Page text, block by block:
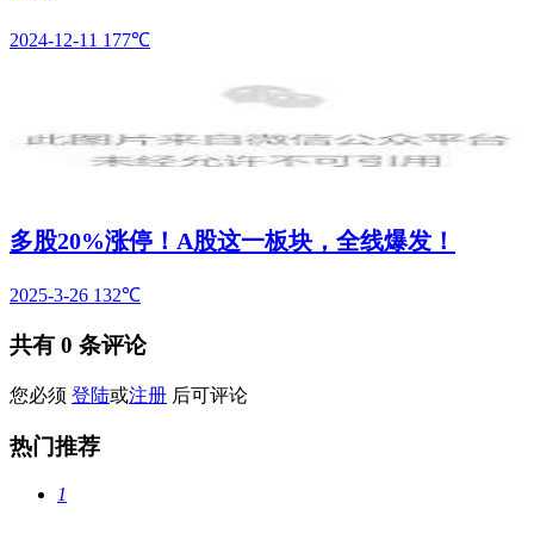
2024-12-11 177℃
多股​20%涨停！A股这一板块，全线爆发！
2025-3-26 132℃
共有 0 条评论
您必须 登陆或注册 后可评论
热门推荐
1